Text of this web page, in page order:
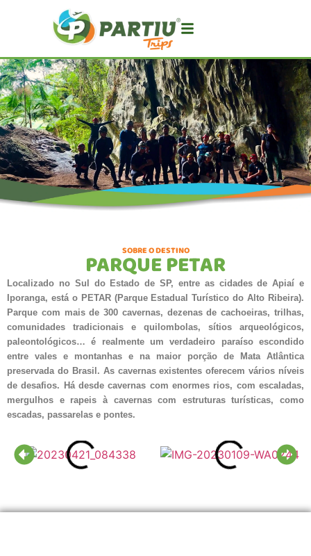
SOBRE O DESTINO
PARQUE PETAR
Localizado no Sul do Estado de SP, entre as cidades de Apiaí e
Iporanga, está o PETAR (Parque Estadual Turístico do Alto Ribeira).
Parque com mais de 300 cavernas, dezenas de cachoeiras, trilhas,
comunidades tradicionais e quilombolas, sítios arqueológicos,
paleontológicos… é realmente um verdadeiro paraíso escondido
entre vales e montanhas e na maior porção de Mata Atlântica
preservada do Brasil. As cavernas existentes oferecem vários níveis
de desafios. Há desde cavernas com enormes rios, com escaladas,
mergulhos e rapeis à cavernas com estruturas turísticas, como
escadas, passarelas e pontes.